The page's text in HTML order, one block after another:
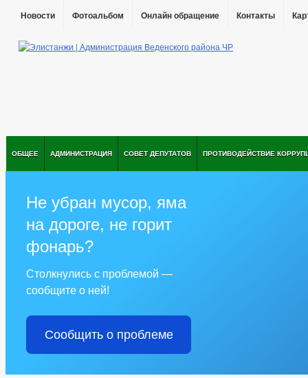
Новости Фотоальбом Онлайн обращение Контакты
ОБЩЕЕ АДМИНИСТРАЦИЯ СОВЕТ ДЕПУТАТОВ ПРОТИВОДЕЙСТВИЕ
Не убран мусор, яма
на дороге, не горит
фонарь?
Столкнулись с проблемой —
сообщите о ней!
Сообщить о проблеме